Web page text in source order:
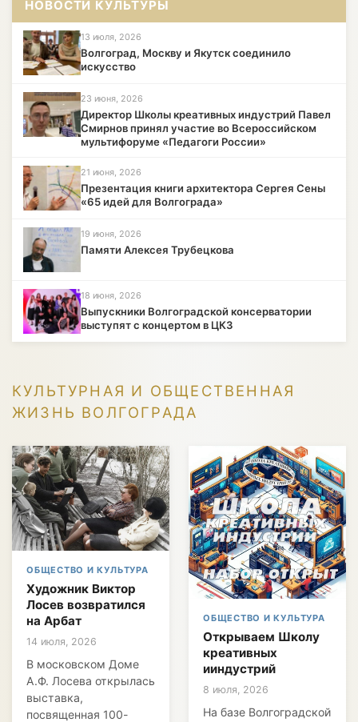
НОВОСТИ КУЛЬТУРЫ
13 июля, 2026
Волгоград, Москву и Якутск соединило
искусство
23 июня, 2026
Директор Школы креативных индустрий Павел
Смирнов принял участие во Всероссийском
мультифоруме «Педагоги России»
21 июня, 2026
Презентация книги архитектора Сергея Сены
«65 идей для Волгограда»
19 июня, 2026
Памяти Алексея Трубецкова
18 июня, 2026
Выпускники Волгоградской консерватории
выступят с концертом в ЦКЗ
КУЛЬТУРНАЯ И ОБЩЕСТВЕННАЯ
ЖИЗНЬ ВОЛГОГРАДА
ОБЩЕСТВО И КУЛЬТУРА
Художник Виктор
Лосев возвратился
на Арбат
14 июля, 2026
В московском Доме
А.Ф. Лосева открылась
выставка,
посвященная 100-
ОБЩЕСТВО И КУЛЬТУРА
Открываем Школу
креативных
ииндустрий
8 июля, 2026
На базе Волгоградской